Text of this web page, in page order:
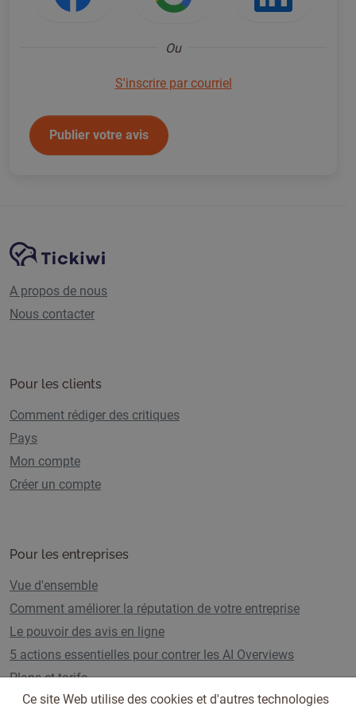
Ou
S'inscrire par courriel
Publier votre avis
Navigation du sitePlate-forme Tickiwi
A propos de nous
Nous contacter
Pour les clients
Comment rédiger des critiques
Pays
Mon compte
Créer un compte
Pour les entreprises
Vue d'ensemble
Comment améliorer la réputation de votre entreprise
Le pouvoir des avis en ligne
5 actions essentielles pour contrer les AI Overviews
Plans et tarifs
Ce site Web utilise des cookies et d'autres technologies